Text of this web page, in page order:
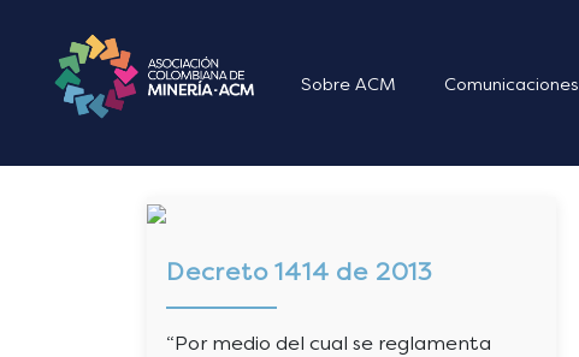
Sobre ACM Comunicaciones
Decreto 1414 de 2013
“Por medio del cual se reglamenta